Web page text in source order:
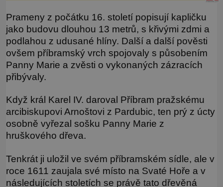
Prameny z počátku 16. století popisují kapličku
jako budovu dlouhou 13 metrů, s křivými zdmi a
podlahou z udusané hlíny. Další a další pověsti
ovšem příbramský vrch spojovaly s působením
Panny Marie a zvěsti o vykonaných zázracích
přibývaly.
Když král Karel IV. daroval Příbram pražskému
arcibiskupovi Arnoštovi z Pardubic, ten prý z úcty
osobně vyřezal sošku Panny Marie z
hruškového dřeva.
Tenkrát ji uložil ve svém příbramském sídle, ale v
roce 1611 zaujala své místo na Svaté Hoře a v
následujících stoletích se právě tato dřevěná